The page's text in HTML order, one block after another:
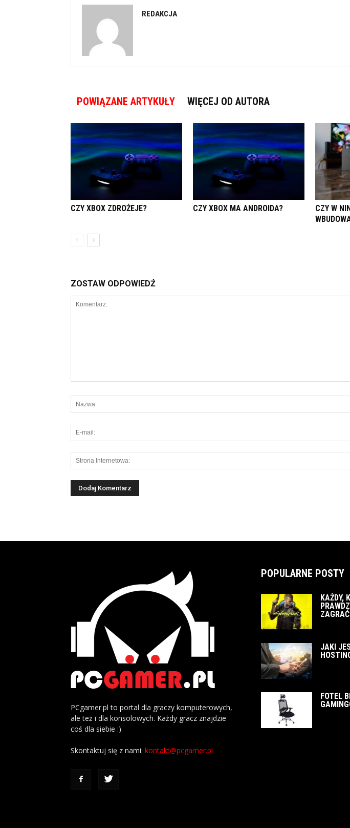
REDAKCJA
POWIĄZANE ARTYKUŁY WIĘCEJ OD AUTORA
CZY XBOX ZDROŻEJE? CZY XBOX MA ANDROIDA?
CZY W
ZOSTAW ODPOWIEDŹ
PCgamer.pl to portal dla graczy komputerowych,
ale też i dla konsolowych. Każdy gracz znajdzie
coś dla siebie :)
Skontaktuj się z nami: kontakt@pcgamer.pl
POPULARNE POSTY
KAŻDY,
JAKI
FOTEL